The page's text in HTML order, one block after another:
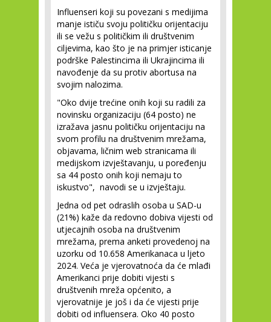
Influenseri koji su povezani s medijima
manje ističu svoju političku orijentaciju
ili se vežu ​​s političkim ili društvenim
ciljevima, kao što je na primjer isticanje
podrške Palestincima ili Ukrajincima ili
navođenje da su protiv abortusa na
svojim nalozima.
"Oko dvije trećine onih koji su radili za
novinsku organizaciju (64 posto) ne
izražava jasnu političku orijentaciju na
svom profilu na društvenim mrežama,
objavama, ličnim web stranicama ili
medijskom izvještavanju, u poređenju
sa 44 posto onih koji nemaju to
iskustvo", navodi se u izvještaju.
Jedna od pet odraslih osoba u SAD-u
(21%) kaže da redovno dobiva vijesti od
utjecajnih osoba na društvenim
mrežama, prema anketi provedenoj na
uzorku od 10.658 Amerikanaca u ljeto
2024. Veća je vjerovatnoća da će mlađi
Amerikanci prije dobiti vijesti s
društvenih mreža općenito, a
vjerovatnije je još i da će vijesti prije
dobiti od influensera. Oko 40 posto